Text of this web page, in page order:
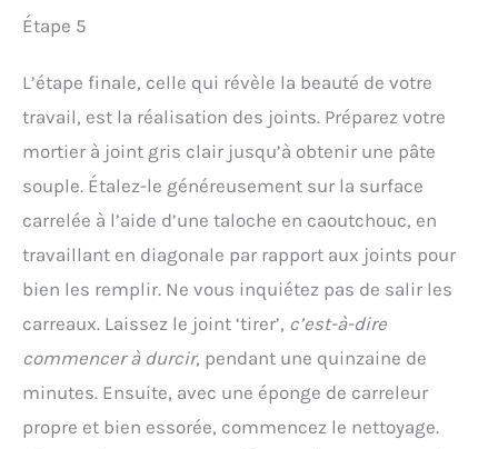
Étape 5
L’étape finale, celle qui révèle la beauté de votre
travail, est la réalisation des joints. Préparez votre
mortier à joint gris clair jusqu’à obtenir une pâte
souple. Étalez-le généreusement sur la surface
carrelée à l’aide d’une taloche en caoutchouc, en
travaillant en diagonale par rapport aux joints pour
bien les remplir. Ne vous inquiétez pas de salir les
carreaux. Laissez le joint ‘tirer’, c’est-à-dire
commencer à durcir, pendant une quinzaine de
minutes. Ensuite, avec une éponge de carreleur
propre et bien essorée, commencez le nettoyage.